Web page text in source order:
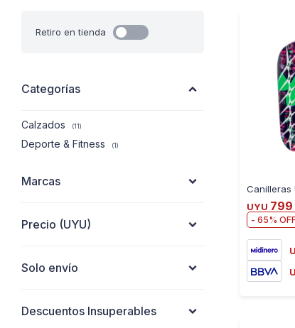
UYU 799
65
Categorías
Calzados (11)
Deporte & Fitness (1)
Marcas
Precio (UYU)
Retiro en tienda
Solo envío
Descuentos Insuperables